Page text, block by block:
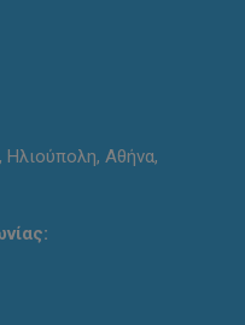
Ηλιούπολη, Αθήνα,